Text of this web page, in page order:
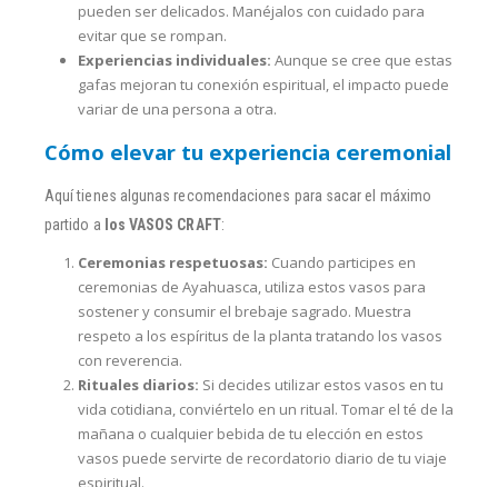
pueden ser delicados. Manéjalos con cuidado para
evitar que se rompan.
Experiencias individuales: Aunque se cree que estas
gafas mejoran tu conexión espiritual, el impacto puede
variar de una persona a otra.
Cómo elevar tu experiencia ceremonial
Aquí tienes algunas recomendaciones para sacar el máximo
partido a los VASOS CRAFT:
Ceremonias respetuosas: Cuando participes en
ceremonias de Ayahuasca, utiliza estos vasos para
sostener y consumir el brebaje sagrado. Muestra
respeto a los espíritus de la planta tratando los vasos
con reverencia.
Rituales diarios: Si decides utilizar estos vasos en tu
vida cotidiana, conviértelo en un ritual. Tomar el té de la
mañana o cualquier bebida de tu elección en estos
vasos puede servirte de recordatorio diario de tu viaje
espiritual.